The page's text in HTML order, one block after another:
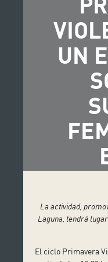
UN
La actividad,
Laguna, tendrá
El ciclo Primavera